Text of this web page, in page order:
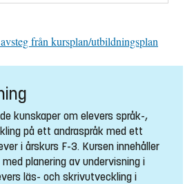
från kursplan/utbildningsplan
kunskaper om elevers språk-,
på ett andraspråk med ett
i årskurs F-3. Kursen innehåller
planering av undervisning i
läs- och skrivutveckling i